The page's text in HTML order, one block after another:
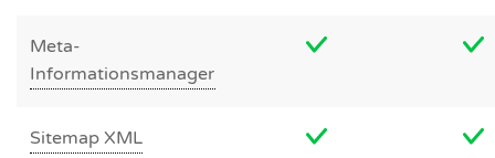
Meta-
Informationsmanager
Sitemap XML